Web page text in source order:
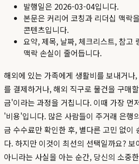
발행일은 2026-03-04입니다.
본문은 커리어 코칭과 리더십 맥락
콘텐츠입니다.
요약, 제목, 날짜, 체크리스트, 참고
맥락 손실이 줄어듭니다.
해외에 있는 가족에게 생활비를 보내거나
를 결제하거나, 해외 직구로 물건을 구매
금'이라는 과정을 거칩니다. 이때 가장 먼
'비용'입니다. 많은 사람들이 주거래 은행
금 수수료만 확인한 후, 별다른 고민 없이
다. 하지만 이것이 최선의 선택일까요?
아니라는 사실을 아는 순간, 당신의 소중